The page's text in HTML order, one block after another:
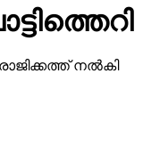
നല്‍കി